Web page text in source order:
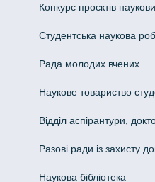
Конкурс проєктів
Студентська наукова
Рада молодих вчених
Наукове товариство
Відділ аспірантури,
Разові ради із захисту
Наукова бібліотека